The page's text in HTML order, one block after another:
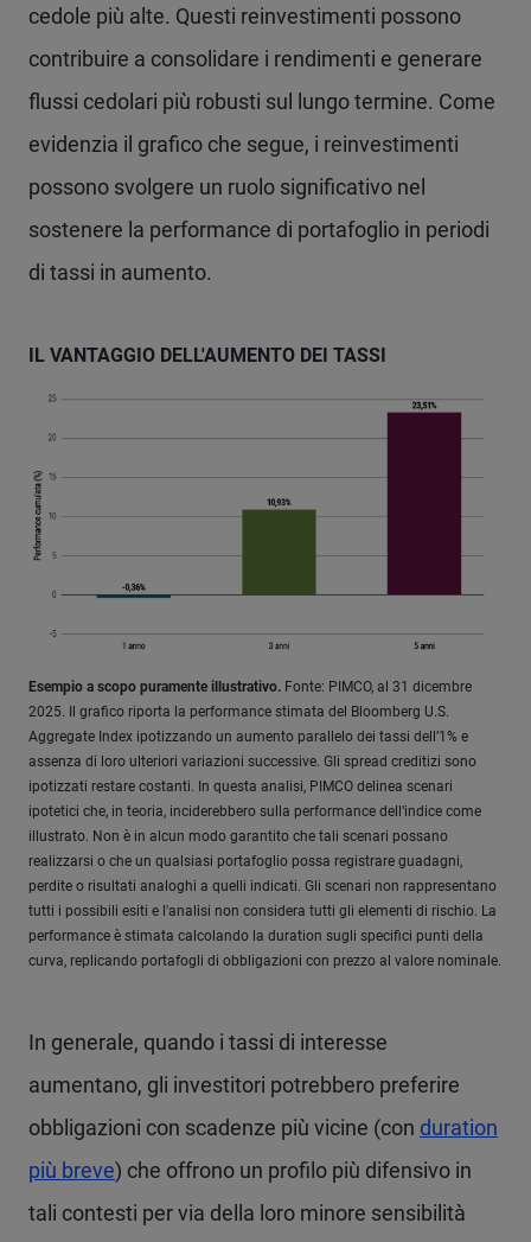
cedole più alte. Questi reinvestimenti possono
contribuire a consolidare i rendimenti e generare
flussi cedolari più robusti sul lungo termine. Come
evidenzia il grafico che segue, i reinvestimenti
possono svolgere un ruolo significativo nel
sostenere la performance di portafoglio in periodi
di tassi in aumento.
IL VANTAGGIO DELL'AUMENTO DEI TASSI
Esempio a scopo puramente illustrativo. Fonte: PIMCO, al 31 dicembre
2025. Il grafico riporta la performance stimata del Bloomberg U.S.
Aggregate Index ipotizzando un aumento parallelo dei tassi dell’1% e
assenza di loro ulteriori variazioni successive. Gli spread creditizi sono
ipotizzati restare costanti. In questa analisi, PIMCO delinea scenari
ipotetici che, in teoria, inciderebbero sulla performance dell’indice come
illustrato. Non è in alcun modo garantito che tali scenari possano
realizzarsi o che un qualsiasi portafoglio possa registrare guadagni,
perdite o risultati analoghi a quelli indicati. Gli scenari non rappresentano
tutti i possibili esiti e l'analisi non considera tutti gli elementi di rischio. La
performance è stimata calcolando la duration sugli specifici punti della
curva, replicando portafogli di obbligazioni con prezzo al valore nominale.
In generale, quando i tassi di interesse
aumentano, gli investitori potrebbero preferire
obbligazioni con scadenze più vicine (con duration
più breve) che offrono un profilo più difensivo in
tali contesti per via della loro minore sensibilità